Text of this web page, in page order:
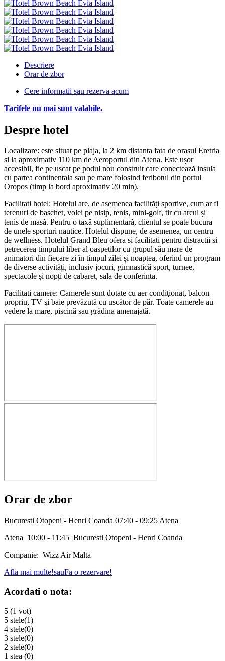
Descriere
Orar de zbor
Cere informatii sau rezerva acum
Tarifele nu mai sunt valabile.
Despre hotel
Localizare: este situat pe plaja, la 2 km distanta fata de orasul Eretria
si la aproximativ 110 km de Aeroportul din Atena. Este ușor
accesibil, fie pe uscat pe podul nou construit care conectează insula
cu partea continentala sau pe mare folosind feribotul din portul
Oropos (timp la bord aproximativ 20 min).
Facilitati hotel: Hotelul are, de asemenea facilități sportive, cum ar fi
terenuri de baschet, volei pe nisip, tenis, mini-golf, tir cu arcul și
tenis de masă. Pentru o taxă suplimentară, clientul se poate bucura
de unele sporturi nautice. Hotelul dispune, de asemenea, un centru
de wellness. Hotelul Grand Bleu ofera si facilitati pentru distractii si
petrecerea timpului liber al oaspetilor cu grupul său mare de
animatori din fiecare zi în timpul zilei și noaptea, oferind un program
de diverse activități, inclusiv jocuri, gimnastică sport, turnee,
spectacole și nopți de cabaret, sala de conferinta.
Facilitati camere: Camerele sunt dotate cu aer condiţionat, balcon
propriu, TV şi baie prevăzută cu uscător de păr. Toate camerele au
vedere la mare, piscină sau grădina amenajată.
Orar de zbor
Bucuresti Otopeni - Henri Coanda 07:40 - 09:25 Atena
Atena 10:00 - 11:45 Bucuresti Otopeni - Henri Coanda
Companie: Wizz Air Malta
Afla mai multe!sauFa o rezervare!
Acordati o nota:
5 (1 vot)
5 stele(1)
4 stele(0)
3 stele(0)
2 stele(0)
1 stea (0)